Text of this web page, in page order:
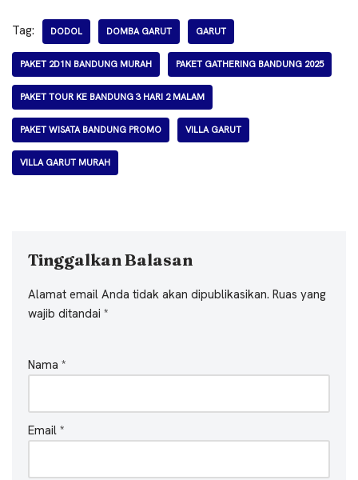
Tag: DODOL DOMBA GARUT GARUT
PAKET 2D1N BANDUNG MURAH PAKET GATHERING BANDUNG 2025
PAKET TOUR KE BANDUNG 3 HARI 2 MALAM
PAKET WISATA BANDUNG PROMO VILLA GARUT
VILLA GARUT MURAH
Tinggalkan Balasan
Alamat email Anda tidak akan dipublikasikan. Ruas yang
wajib ditandai *
Nama *
Email *